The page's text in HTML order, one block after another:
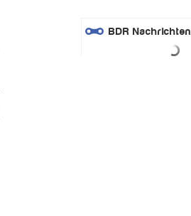
BDR Nachrichten